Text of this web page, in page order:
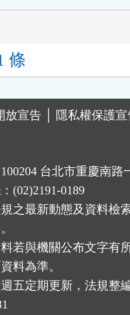
條
放宣告
隱私權保護
台北市重慶南路
(02)2191-0189
之最新動態及資料檢
若與機關公布文字有
料為準。
五定期更新，法規整